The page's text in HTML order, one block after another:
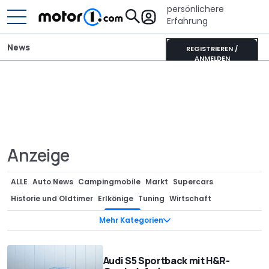
persönlichere
Erfahrung
REGISTRIEREN /
ANMELDEN
News
Anzeige
Mehr Kategorien
ALLE Auto News Campingmobile Markt Supercars
Historie und Oldtimer Erlkönige Tuning Wirtschaft
Teaser Anzeige
Neuvorstellungen
Designstudien Renderings Technik Ratgeber
Bizarr
Events Stars/Entertainment Trending
Rekorde
Audi S5 Sportback mit H&R-